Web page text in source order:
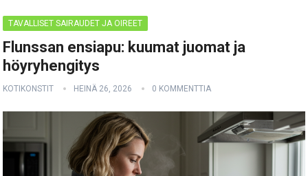
TAVALLISET SAIRAUDET JA OIREET
Flunssan ensiapu: kuumat juomat ja
höyryhengitys
KOTIKONSTIT HEINÄ 26, 2026 0 KOMMENTTIA